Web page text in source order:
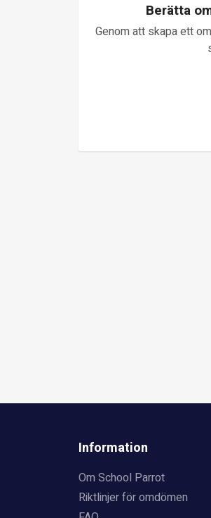
Berätta
Genom att skapa ett
Information
Om School Parrot
Riktlinjer för omdömen